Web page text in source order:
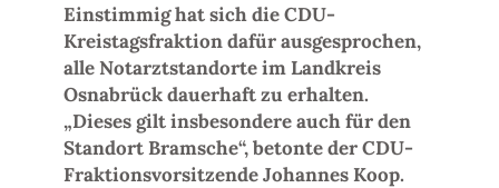
Einstimmig hat sich die CDU-
Kreistagsfraktion dafür ausgesprochen,
alle Notarztstandorte im Landkreis
Osnabrück dauerhaft zu erhalten.
„Dieses gilt insbesondere auch für den
Standort Bramsche“, betonte der CDU-
Fraktionsvorsitzende Johannes Koop.